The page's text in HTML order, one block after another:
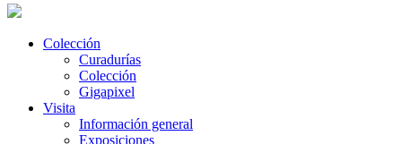
Colección
Curadurías
Colección
Gigapixel
Visita
Información general
Exposiciones